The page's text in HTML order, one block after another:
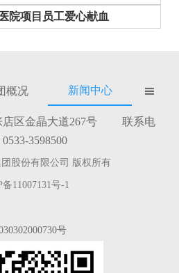
院项目员工爱心献血
概况 新闻中心 
店区金晶大道267号 联系电
3598500
股份有限公司 版权所有
11007131号-1
号